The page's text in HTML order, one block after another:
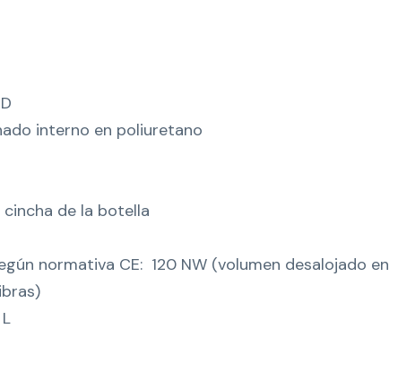
interno en poliuretano
de la botella
normativa CE: 120 NW (volumen desalojado en